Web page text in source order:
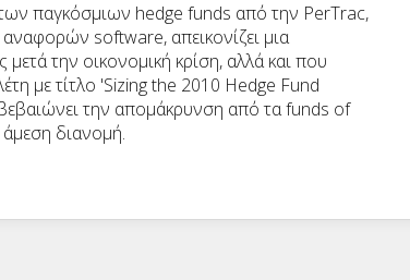
των παγκόσμιων hedge funds από την PerTrac,
software, απεικονίζει μια
την οικονομική κρίση, αλλά και που
με τίτλο 'Sizing the 2010 Hedge Fund
την απομάκρυνση από τα funds of
διανομή.